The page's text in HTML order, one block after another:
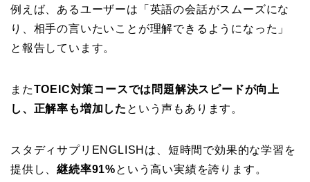
例えば、あるユーザーは「英語の会話がスムーズにな
り、相手の言いたいことが理解できるようになった」
と報告しています。
またTOEIC対策コースでは問題解決スピードが向上
し、正解率も増加した という声もあります。
スタディサプリENGLISHは、短時間で効果的な学習を
提供し、継続率91%という高い実績を誇ります。